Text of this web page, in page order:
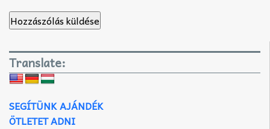
Translate:
SEGÍTÜNK AJÁNDÉK
ÖTLETET ADNI